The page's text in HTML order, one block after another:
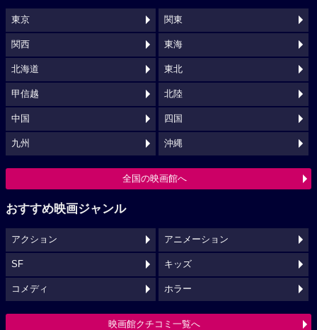
東京 関東
関西 東海
北海道 東北
甲信越 北陸
中国 四国
九州 沖縄
全国の映画館へ
おすすめ映画ジャンル
アクション アニメーション
SF キッズ
コメディ ホラー
映画館クチコミ一覧へ